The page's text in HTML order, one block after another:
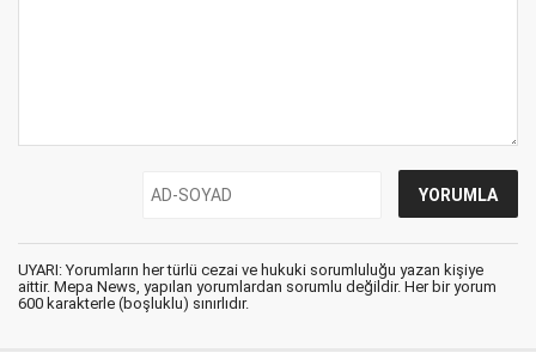
UYARI: Yorumların her türlü cezai ve hukuki sorumluluğu yazan kişiye
aittir. Mepa News, yapılan yorumlardan sorumlu değildir. Her bir yorum
600 karakterle (boşluklu) sınırlıdır.